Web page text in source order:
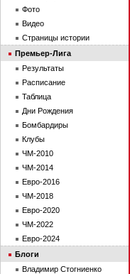
Фото
Видео
Страницы истории
Премьер-Лига
Результаты
Расписание
Таблица
Дни Рождения
Бомбардиры
Клубы
ЧМ-2010
ЧМ-2014
Евро-2016
ЧМ-2018
Евро-2020
ЧМ-2022
Евро-2024
Блоги
Владимир Стогниенко